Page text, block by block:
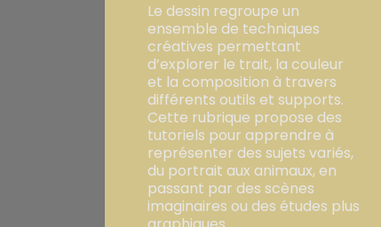
Le dessin regroupe un
ensemble de techniques
créatives permettant
d’explorer le trait, la couleur
et la composition à travers
différents outils et supports.
Cette rubrique propose des
tutoriels pour apprendre à
représenter des sujets variés,
du portrait aux animaux, en
passant par des scènes
imaginaires ou des études plus